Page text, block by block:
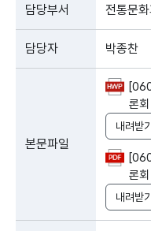
담당부서 전통문
담당자 박종찬
본문파일
론
내려받
론
내려받